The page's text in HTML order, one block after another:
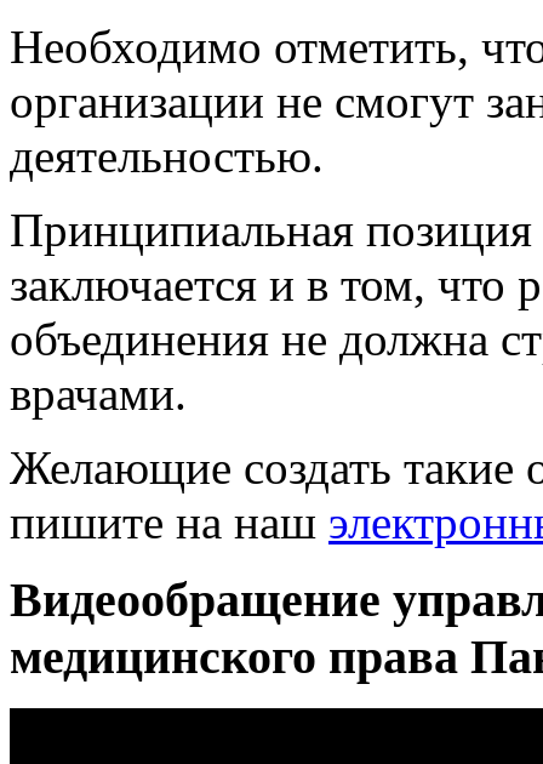
Необходимо отметить,
организации не смогут
деятельностью.
Принципиальная
заключается и в том, что
объединения не должна
врачами.
Желающие создать такие
пишите на наш
Видеообращение
медицинского права